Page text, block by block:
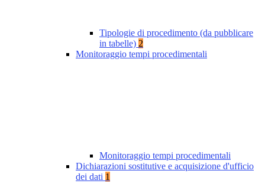
Tipologie di procedimento (da pubblicare
in tabelle) 2
Monitoraggio tempi procedimentali
Monitoraggio tempi procedimentali
Dichiarazioni sostitutive e acquisizione d'ufficio
dei dati 1